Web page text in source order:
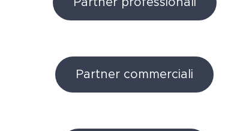
Partner commerciali